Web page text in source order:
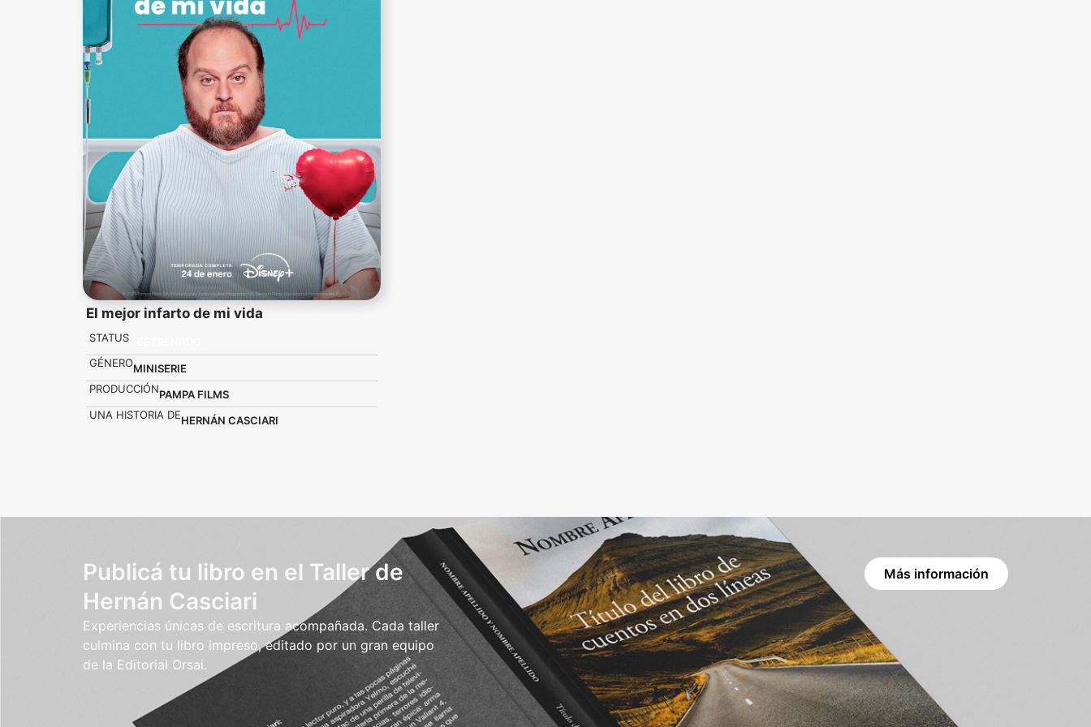
El mejor infarto de mi vida
STATUS
GÉNEROMINISERIE
PRODUCCIÓNPAMPA FILMS
UNA HISTORIA DEHERNÁN CASCIARI
Publicá tu libro en el Taller de
Hernán Casciari
Experiencias únicas de escritura acompañada. Cada taller
culmina con tu libro impreso, editado por un gran equipo
de la Editorial Orsai.
Más información